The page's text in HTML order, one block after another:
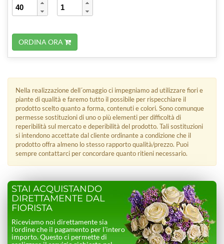
ORDINA ORA
Nella realizzazione dell´omaggio ci impegniamo ad utilizzare fiori e
piante di qualità e faremo tutto il possibile per rispecchiare il
prodotto scelto quanto a forma, contenuti e colori. Sono comunque
permesse sostituzioni di uno o più elementi per difficoltà di
reperibilità sul mercato e deperibilità del prodotto. Tali sostituzioni
si intendono accettate dal cliente ordinante a condizione che il
prodotto offra almeno lo stesso rapporto qualità/prezzo. Puoi
sempre contattarci per concordare quanto ritieni necessario.
STAI ACQUISTANDO
DIRETTAMENTE DAL
FIORISTA
Riceviamo noi direttamente sia
l’ordine che il pagamento per l’intero
importo. Questo ci permette di